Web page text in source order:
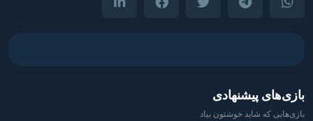
بازی‌های پیشنهادی
بازی‌هایی که شاید خوشتون بیاد